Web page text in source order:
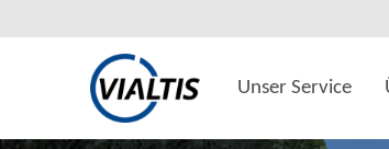
Unser Service